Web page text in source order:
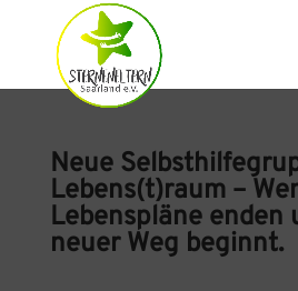
Neue
Lebens(t)raum –
Lebenspläne enden
neuer Weg beginnt.